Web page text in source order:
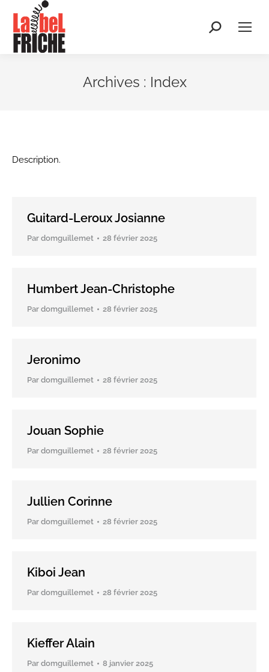
Recherche
Archives : Index
Description.
Guitard-Leroux Josianne
Par domguillemet 28 février 2025
Humbert Jean-Christophe
Par domguillemet 28 février 2025
Jeronimo
Par domguillemet 28 février 2025
Jouan Sophie
Par domguillemet 28 février 2025
Jullien Corinne
Par domguillemet 28 février 2025
Kiboi Jean
Par domguillemet 28 février 2025
Kieffer Alain
Par domguillemet 8 janvier 2025